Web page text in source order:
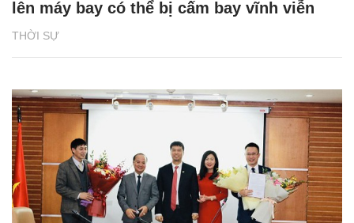
THỜI SỰ
lên máy bay có thể bị cấm bay vĩnh viễn